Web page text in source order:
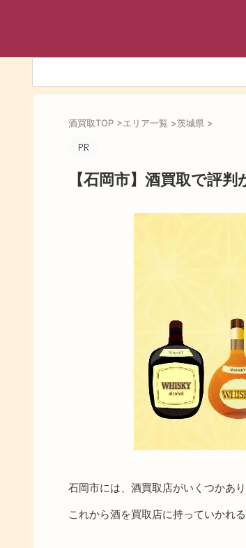
酒買取TOP >エリア一覧 >茨城県 >
【石岡市】酒買取で評
石岡市には、酒買取店がいくつかあ
これから酒を買取店に持っていかれる